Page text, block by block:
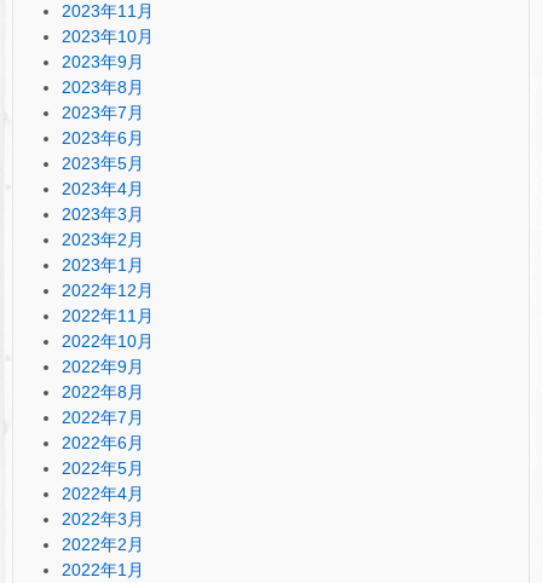
2023年11月
2023年10月
2023年9月
2023年8月
2023年7月
2023年6月
2023年5月
2023年4月
2023年3月
2023年2月
2023年1月
2022年12月
2022年11月
2022年10月
2022年9月
2022年8月
2022年7月
2022年6月
2022年5月
2022年4月
2022年3月
2022年2月
2022年1月